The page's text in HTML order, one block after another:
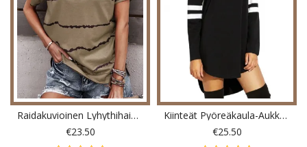
Raidakuvioinen Lyhythihainen O-Kaula-Aukkoinen Löysä Rento T-Paita Naisille
€23.50
Kiinteät Pyöreäkaula-Aukkoiset Rento Pitkähihaiset Yksinkertaiset Puserot Naisille
€25.50